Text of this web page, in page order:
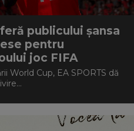
publicului șansa
pentru
joc FIFA
World Cup, EA SPORTS dă